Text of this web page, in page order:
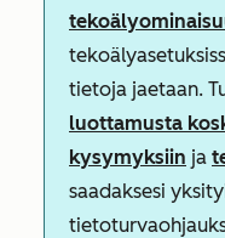
tietoja jaetaan.
luottamusta
kysymyksiin ja
saadaksesi